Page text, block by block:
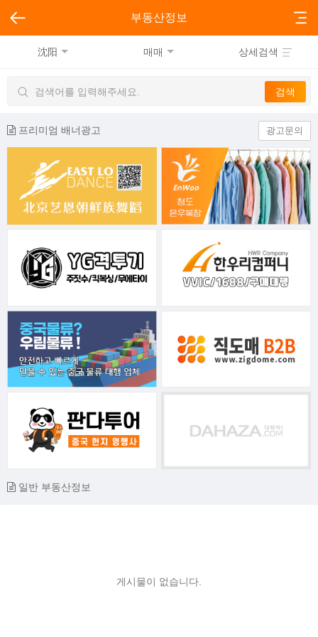
부동산정보
沈阳 매매 상세검색
프리미엄 배너광고 광고문의
일반 부동산정보
게시물이 없습니다.